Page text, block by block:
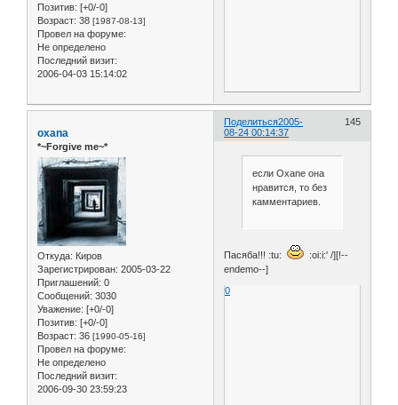
Позитив: [+0/-0]
Возраст: 38 [1987-08-13]
Провел на форуме:
Не определено
Последний визит:
2006-04-03 15:14:02
Поделиться 145
2005-
08-24 00:14:37
oxana
*~Forgive me~*
Откуда: Киров
Зарегистрирован: 2005-03-22
Приглашений: 0
Сообщений: 3030
Уважение: [+0/-0]
Позитив: [+0/-0]
Возраст: 36 [1990-05-16]
Провел на форуме:
Не определено
Последний визит:
2006-09-30 23:59:23
если Oxane она
нравится, то без
камментариев.
Пасяба!!! :tu:
:oi:i:' /][!--
endemo--]
0